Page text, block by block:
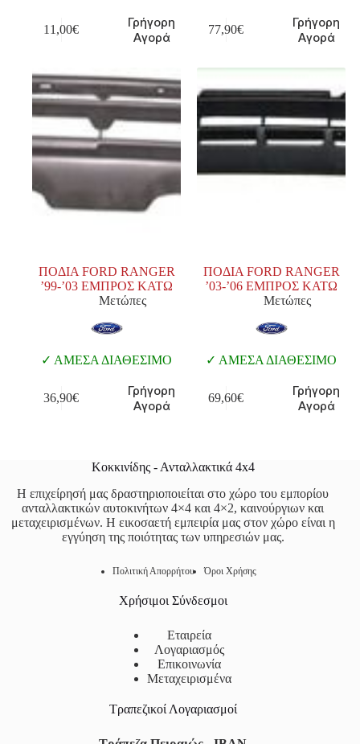
11,00€
Γρήγορη
Αγορά
77,90€
Γρήγορη
Αγορά
ΠΟΔΙΑ FORD RANGER
’99-’03 ΕΜΠΡΟΣ ΚΑΤΩ
Μετώπες
ΑΜΕΣΑ ΔΙΑΘΕΣΙΜΟ
36,90€
Γρήγορη
Αγορά
ΠΟΔΙΑ FORD RANGER
’03-’06 ΕΜΠΡΟΣ ΚΑΤΩ
Μετώπες
ΑΜΕΣΑ ΔΙΑΘΕΣΙΜΟ
69,60€
Γρήγορη
Αγορά
Κοκκινίδης - Ανταλλακτικά 4x4
Η επιχείρησή μας δραστηριοποιείται στο χώρο του εμπορίου
ανταλλακτικών αυτοκινήτων 4×4 και 4×2, καινούργιων και
μεταχειρισμένων. Η εικοσαετή εμπειρία μας στον χώρο είναι η
εγγύηση της ποιότητας των υπηρεσιών μας.
Πολιτική Απορρήτου Όροι Χρήσης
Χρήσιμοι Σύνδεσμοι
Εταιρεία
Λογαριασμός
Επικοινωνία
Μεταχειρισμένα
Τραπεζικοί Λογαριασμοί